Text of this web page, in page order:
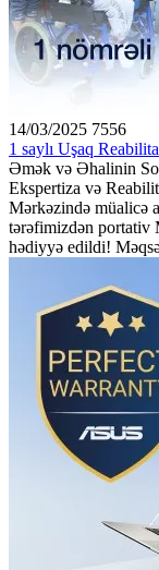
14/03/2025 7556
1 saylı Uşaq
Əmək və Əhalinin
Ekspertiza və
Mərkəzində müalicə
tərəfimizdən portativ
hədiyyə edildi!